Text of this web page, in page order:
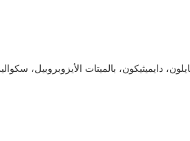
دايميثيكون، بالميتات الأيزوبروبيل،